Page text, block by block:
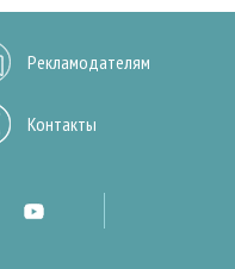
Рекламодателям
Контакты